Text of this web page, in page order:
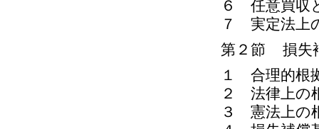
６ 任意買収
７ 実定法上
第２節 損失
１ 合理的根
２ 法律上の
３ 憲法上の